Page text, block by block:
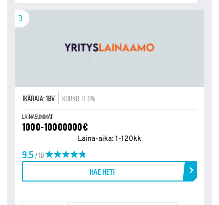
3
IKÄRAJA: 18V KORKO: 0-0%
LAINASUMMAT
1000-10000000€
Laina-aika: 1-120kk
9.5/ 10
HAE HETI